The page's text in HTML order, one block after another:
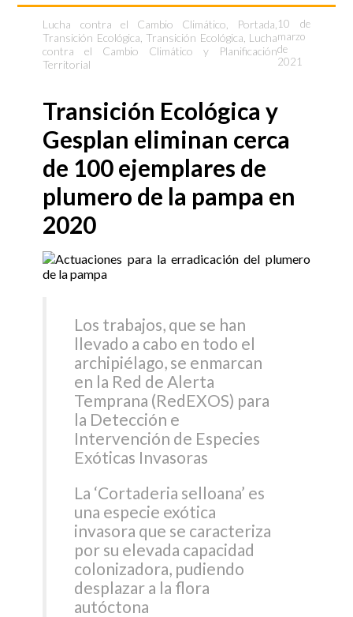
Lucha contra el Cambio Climático Portada
Transición Ecológica Transición Ecológica, Lucha
contra el Cambio Climático y Planificación
Territorial
10 de
marzo
de
2021
Transición Ecológica y
Gesplan eliminan cerca
de 100 ejemplares de
plumero de la pampa en
2020
Los trabajos, que se han
llevado a cabo en todo el
archipiélago, se enmarcan
en la Red de Alerta
Temprana (RedEXOS) para
la Detección e
Intervención de Especies
Exóticas Invasoras
La ‘Cortaderia selloana’ es
una especie exótica
invasora que se caracteriza
por su elevada capacidad
colonizadora, pudiendo
desplazar a la flora
autóctona